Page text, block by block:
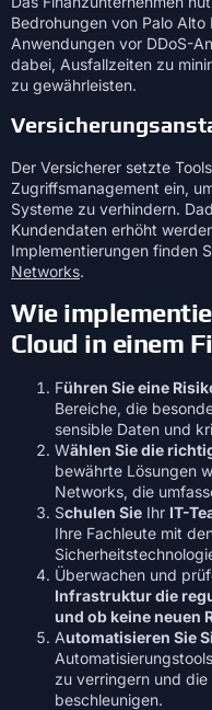
Bedrohungen von Palo
Anwendungen vor DDoS-
dabei, Ausfallzeiten zu
zu gewährleisten.
Der Versicherer setzte
Zugriffsmanagement ein,
Systeme zu verhindern.
Kundendaten erhöht
Implementierungen finden
Networks.
Wie
Cloud in einem
Führen Sie eine
Bereiche, die
sensible Daten und
Wählen Sie die
bewährte Lösungen
Networks, die
Schulen Sie Ihr IT-
Ihre Fachleute mit
Überwachen und
Infrastruktur die
und ob keine neuen
Automatisieren Sie
zu verringern und
beschleunigen.